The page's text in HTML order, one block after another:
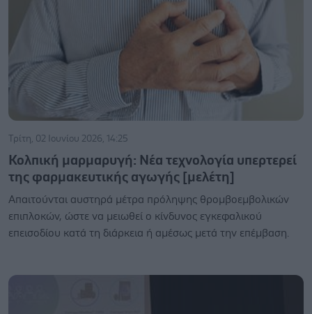
Τρίτη, 02 Ιουνίου 2026, 14:25
Κολπική μαρμαρυγή: Νέα τεχνολογία υπερτερεί
της φαρμακευτικής αγωγής [μελέτη]
Απαιτούνται αυστηρά μέτρα πρόληψης θρομβοεμβολικών
επιπλοκών, ώστε να μειωθεί ο κίνδυνος εγκεφαλικού
επεισοδίου κατά τη διάρκεια ή αμέσως μετά την επέμβαση.